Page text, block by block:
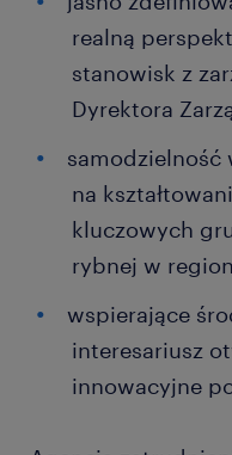
realną
stanowisk z
Dyrektora
samodzielność
na
kluczowych
rybnej w
wspierające
interesariusz
innowacyjne